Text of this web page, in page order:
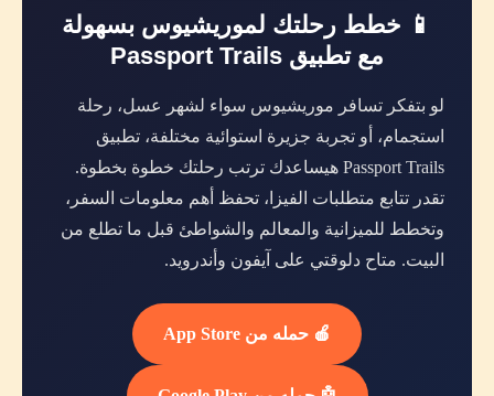
📱 خطط رحلتك لموريشيوس بسهولة
مع تطبيق Passport Trails
لو بتفكر تسافر موريشيوس سواء لشهر عسل، رحلة
استجمام، أو تجربة جزيرة استوائية مختلفة، تطبيق
Passport Trails هيساعدك ترتب رحلتك خطوة بخطوة.
تقدر تتابع متطلبات الفيزا، تحفظ أهم معلومات السفر،
وتخطط للميزانية والمعالم والشواطئ قبل ما تطلع من
البيت. متاح دلوقتي على آيفون وأندرويد.
🍎 حمله من App Store